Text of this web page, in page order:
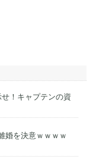
せ！キャプテンの資
婚を決意ｗｗｗｗ